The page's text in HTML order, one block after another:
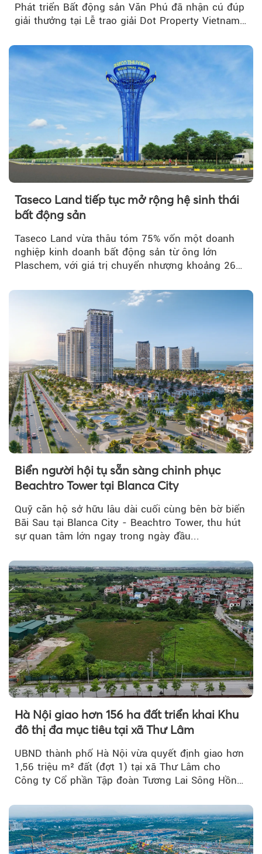
Phát triển Bất động sản Văn Phú đã nhận cú đúp
giải thưởng tại Lễ trao giải Dot Property Vietnam
Taseco Land tiếp tục mở rộng hệ sinh thái
bất động sản
Taseco Land vừa thâu tóm 75% vốn một doanh
nghiệp kinh doanh bất động sản từ ông lớn
Plaschem, với giá trị chuyển nhượng khoảng 262
Biển người hội tụ sẵn sàng chinh phục
Beachtro Tower tại Blanca City
Quỹ căn hộ sở hữu lâu dài cuối cùng bên bờ biển
Bãi Sau tại Blanca City - Beachtro Tower, thu hút
sự quan tâm lớn ngay trong ngày đầu...
Hà Nội giao hơn 156 ha đất triển khai Khu
đô thị đa mục tiêu tại xã Thư Lâm
UBND thành phố Hà Nội vừa quyết định giao hơn
1,56 triệu m² đất (đợt 1) tại xã Thư Lâm cho
Công ty Cổ phần Tập đoàn Tương Lai Sông Hồng